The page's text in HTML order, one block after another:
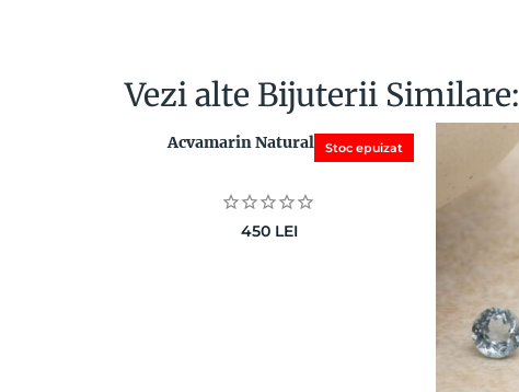
Vezi alte Bijuterii Similare:
Stoc epuizat
Acvamarin Natural, 1.24 ct
450 LEI